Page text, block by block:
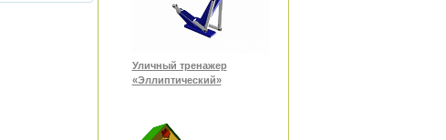
Уличный тренажер
«Эллиптический»